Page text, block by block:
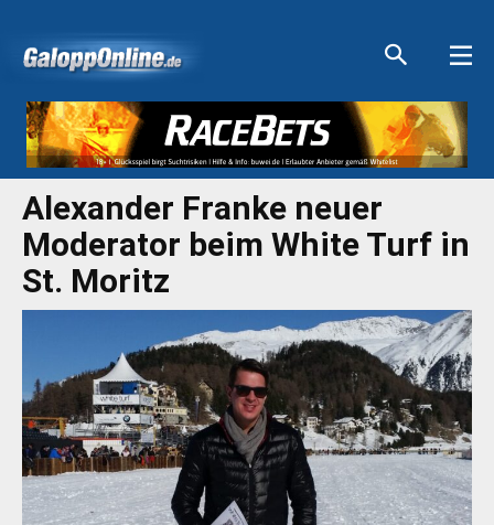
Alexander Franke neuer
Moderator beim White Turf in
St. Moritz